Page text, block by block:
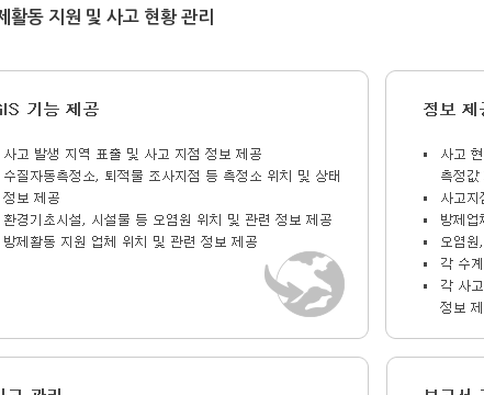
활동 지원 및 사고 현황 관리